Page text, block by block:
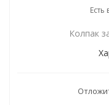
Есть
Колпак